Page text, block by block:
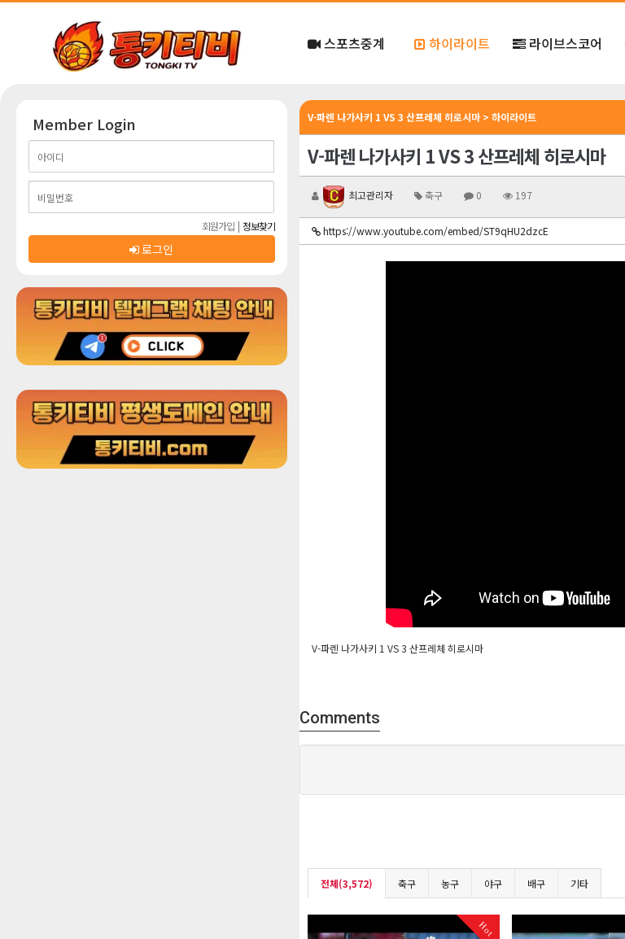
스포츠중계 하이라이트 라이브스코어
V-파렌 나가사키 1 VS 3 산프레체 히로시마 > 하이라이트
V-파렌 나가사키 1 VS 3 산프레체 히로시마
최고관리자 축구 0 197
https://www.youtube.com/embed/ST9qHU2dzcE
V-파렌 나가사키 1 VS 3 산프레체 히로시마
Comments
전체(3,572) 축구 농구 야구 배구 기타
Hot
Member Login
회원가입 | 정보찾기
로그인